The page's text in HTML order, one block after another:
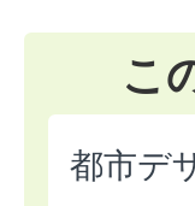
こ
都市デ